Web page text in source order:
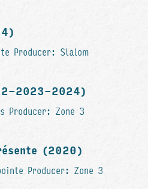
Producer: Slalom
2023-2024)
Producer: Zone 3
(2020)
Producer: Zone 3